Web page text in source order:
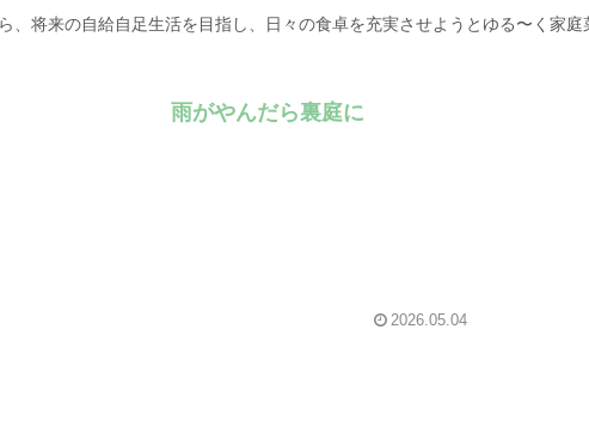
、将来の自給自足生活を目指し、日々の食卓を充実させようとゆる〜く家
雨がやんだら裏庭に
2026.05.04